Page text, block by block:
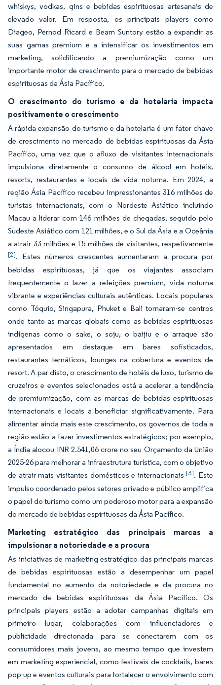
whiskys, vodkas, gins e bebidas espirituosas artesanais de
elevado valor. Em resposta, os principais players como
Diageo, Pernod Ricard e Beam Suntory estão a expandir as
suas gamas premium e a intensificar os investimentos em
marketing, solidificando a premiumização como um
importante motor de crescimento para o mercado de bebidas
espirituosas da Ásia Pacífico.
O crescimento do turismo e da hotelaria impacta
positivamente o crescimento
A rápida expansão do turismo e da hotelaria é um fator chave
de crescimento no mercado de bebidas espirituosas da Ásia
Pacífico, uma vez que o afluxo de visitantes internacionais
impulsiona diretamente o consumo de álcool em hotéis,
resorts, restaurantes e locais de vida noturna. Em 2024, a
região Ásia Pacífico recebeu impressionantes 316 milhões de
turistas internacionais, com o Nordeste Asiático incluindo
Macau a liderar com 146 milhões de chegadas, seguido pelo
Sudeste Asiático com 121 milhões, e o Sul da Ásia e a Oceânia
a atrair 33 milhões e 15 milhões de visitantes, respetivamente
[2]. Estes números crescentes aumentaram a procura por
bebidas espirituosas, já que os viajantes associam
frequentemente o lazer a refeições premium, vida noturna
vibrante e experiências culturais autênticas. Locais populares
como Tóquio, Singapura, Phuket e Bali tornaram-se centros
onde tanto as marcas globais como as bebidas espirituosas
indígenas como o sake, o soju, o baijiu e o arraque são
apresentados em destaque em bares sofisticados,
restaurantes temáticos, lounges na cobertura e eventos de
resort. A par disto, o crescimento de hotéis de luxo, turismo de
cruzeiros e eventos selecionados está a acelerar a tendência
de premiumização, com as marcas de bebidas espirituosas
internacionais e locais a beneficiar significativamente. Para
alimentar ainda mais este crescimento, os governos de toda a
região estão a fazer investimentos estratégicos; por exemplo,
a Índia alocou INR 2.541,06 crore no seu Orçamento da União
2025-26 para melhorar a infraestrutura turística, com o objetivo
de atrair mais visitantes domésticos e internacionais[3]. Este
impulso coordenado pelos setores privado e público amplifica
o papel do turismo como um poderoso motor para a expansão
do mercado de bebidas espirituosas da Ásia Pacífico.
Marketing estratégico das principais marcas a
impulsionar a notoriedade e a procura
As iniciativas de marketing estratégico das principais marcas
de bebidas espirituosas estão a desempenhar um papel
fundamental no aumento da notoriedade e da procura no
mercado de bebidas espirituosas da Ásia Pacífico. Os
principais players estão a adotar campanhas digitais em
primeiro lugar, colaborações com influenciadores e
publicidade direcionada para se conectarem com os
consumidores mais jovens, ao mesmo tempo que investem
em marketing experiencial, como festivais de cocktails, bares
pop-up e eventos culturais para fortalecer o envolvimento com